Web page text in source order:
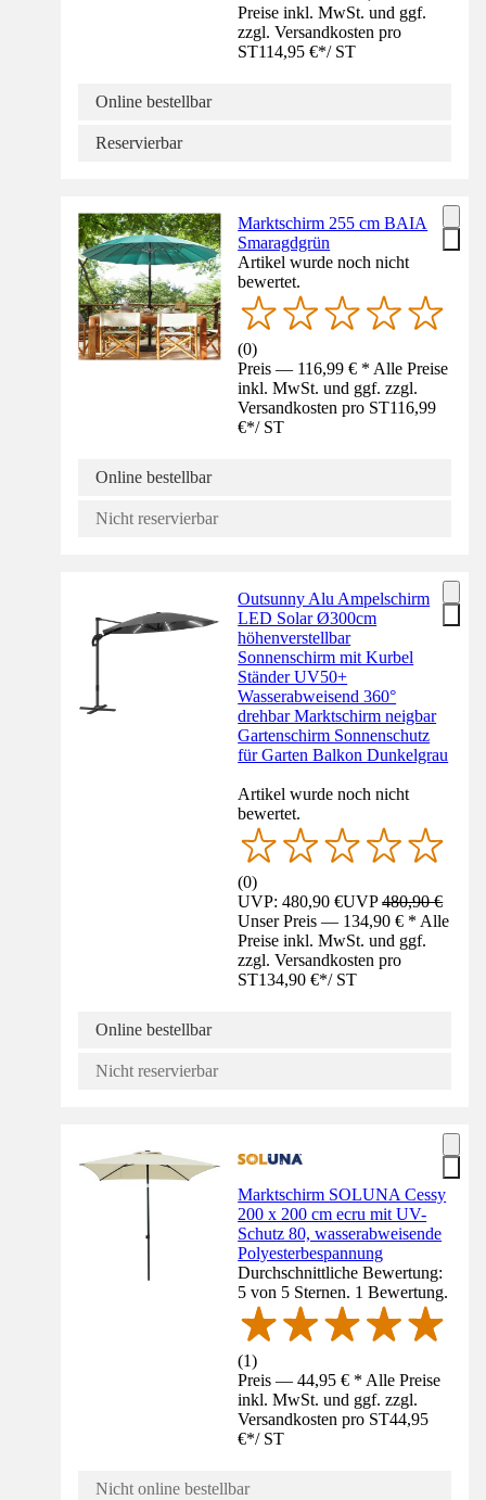
Preise inkl. MwSt. und ggf.
zzgl. Versandkosten pro
ST114,95 €*/ ST
Online bestellbar
Reservierbar
Marktschirm 255 cm BAIA
Smaragdgrün
Artikel wurde noch nicht
bewertet.
(0)
Preis — 116,99 € * Alle Preise
inkl. MwSt. und ggf. zzgl.
Versandkosten pro ST116,99
€*/ ST
Online bestellbar
Nicht reservierbar
Outsunny Alu Ampelschirm
LED Solar Ø300cm
höhenverstellbar
Sonnenschirm mit Kurbel
Ständer UV50+
Wasserabweisend 360°
drehbar Marktschirm neigbar
Gartenschirm Sonnenschutz
für Garten Balkon Dunkelgrau
Artikel wurde noch nicht
bewertet.
(0)
UVP: 480,90 €UVP480,90 €
Unser Preis — 134,90 € * Alle
Preise inkl. MwSt. und ggf.
zzgl. Versandkosten pro
ST134,90 €*/ ST
Online bestellbar
Nicht reservierbar
Marktschirm SOLUNA Cessy
200 x 200 cm ecru mit UV-
Schutz 80, wasserabweisende
Polyesterbespannung
Durchschnittliche Bewertung:
5 von 5 Sternen. 1 Bewertung.
(1)
Preis — 44,95 € * Alle Preise
inkl. MwSt. und ggf. zzgl.
Versandkosten pro ST44,95
€*/ ST
Nicht online bestellbar